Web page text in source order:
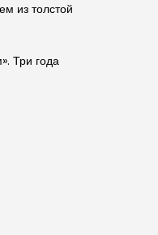
из толстой
Три года